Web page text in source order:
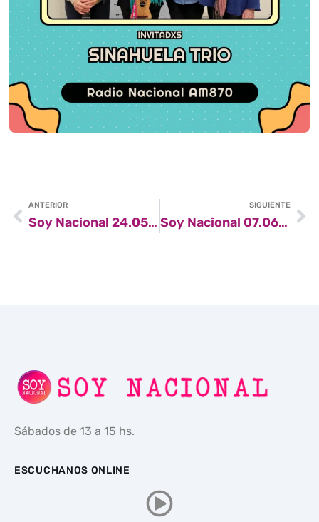
ANTERIOR
Soy Nacional 24.05.25
SIGUIENTE
Soy Nacional 07.06.25
Sábados de 13 a 15 hs.
ESCUCHANOS ONLINE